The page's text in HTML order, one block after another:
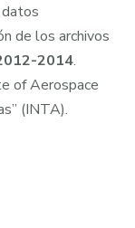
de los archivos
2014.
of Aerospace
(INTA).